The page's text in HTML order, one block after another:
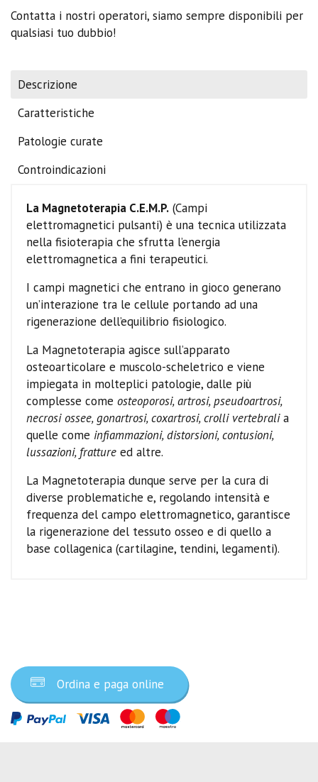
Contatta i nostri operatori, siamo sempre disponibili per
qualsiasi tuo dubbio!
Descrizione
Caratteristiche
Patologie curate
Controindicazioni
La Magnetoterapia C.E.M.P. (Campi
elettromagnetici pulsanti) è una tecnica utilizzata
nella fisioterapia che sfrutta l’energia
elettromagnetica a fini terapeutici.
I campi magnetici che entrano in gioco generano
un’interazione tra le cellule portando ad una
rigenerazione dell’equilibrio fisiologico.
La Magnetoterapia agisce sull’apparato
osteoarticolare e muscolo-scheletrico e viene
impiegata in molteplici patologie, dalle più
complesse come osteoporosi, artrosi, pseudoartrosi,
necrosi ossee, gonartrosi, coxartrosi, crolli vertebralia
quelle come infiammazioni, distorsioni, contusioni,
lussazioni, fratture ed altre.
La Magnetoterapia dunque serve per la cura di
diverse problematiche e, regolando intensità e
frequenza del campo elettromagnetico, garantisce
la rigenerazione del tessuto osseo e di quello a
base collagenica (cartilagine, tendini, legamenti).
Ordina e paga online